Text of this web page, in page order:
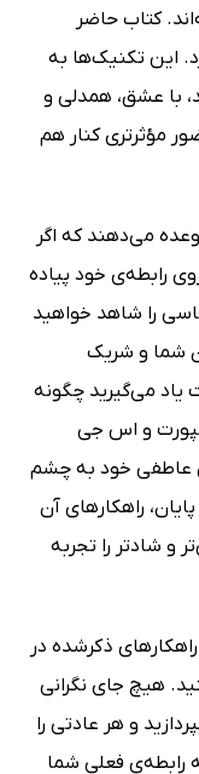
کتاب حاضر
این تکنیک‌ها به
با عشق، همدلی و
مؤثرتری کنار هم
می‌دهند که اگر
رابطه‌ی خود پیاده
را شاهد خواهید
شما و شریک
یاد می‌گیرید چگونه
و اس جی
عاطفی خود به چشم
راهکارهای آن
و شادتر را تجربه
ذکرشده در
هیچ جای نگرانی
و هر عادتی را
رابطه‌ی فعلی شما